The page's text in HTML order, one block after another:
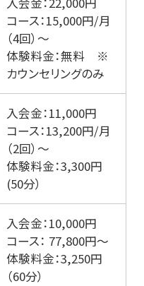
コース：15,000円/月
（4回）～
体験料金：無料 ※
カウンセリングのみ
入会金：11,000円
コース：13,200円/月
（2回）～
体験料金：3,300円
(50分）
入会金：10,000円
コース： 77,800円～
体験料金：3,250円
（60分）